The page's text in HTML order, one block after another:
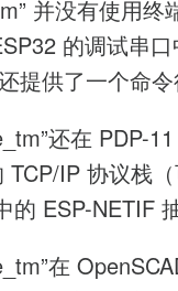
并没有使用终
的调试串
提供了一个命令
还在 PDP-
TCP/IP 协议栈
的 ESP-NETIF
在